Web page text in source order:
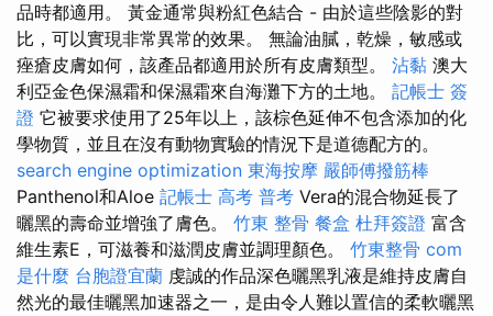
品時都適用。 黃金通常與粉紅色結合 - 由於這些陰影的對
比，可以實現非常異常的效果。 無論油膩，乾燥，敏感或
痤瘡皮膚如何，該產品都適用於所有皮膚類型。 沾黏 澳大
利亞金色保濕霜和保濕霜來自海灘下方的土地。 記帳士 簽
證 它被要求使用了25年以上，該棕色延伸不包含添加的化
學物質，並且在沒有動物實驗的情況下是道德配方的。
search engine optimization 東海按摩 嚴師傅撥筋棒
Panthenol和Aloe 記帳士 高考 普考 Vera的混合物延長了
曬黑的壽命並增強了膚色。 竹東 整骨 餐盒 杜拜簽證 富含
維生素E，可滋養和滋潤皮膚並調理顏色。 竹東整骨 com
是什麼 台胞證宜蘭 虔誠的作品深色曬黑乳液是維持皮膚自
然光的最佳曬黑加速器之一，是由令人難以置信的柔軟曬黑